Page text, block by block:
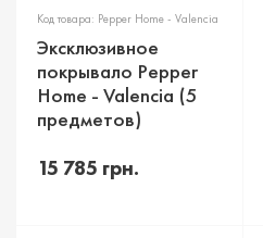
Код товара: Pepper Home - Valencia
Эксклюзивное
покрывало Pepper
Home - Valencia (5
предметов)
15 785 грн.